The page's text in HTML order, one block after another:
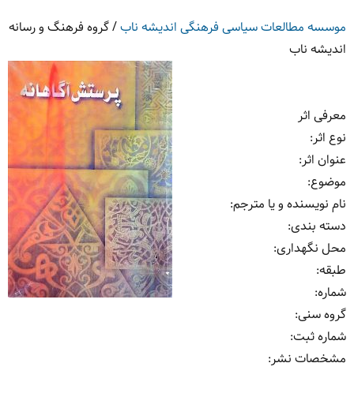
موسسه مطالعات سیاسی فرهنگی اندیشه ناب/گروه فرهنگ و رسانه
اندیشه ناب
معرفی اثر
نوع اثر:
عنوان اثر:
موضوع:
نام نویسنده و یا مترجم:
دسته بندی:
محل نگهداری:
طبقه:
شماره:
گروه سنی:
شماره ثبت:
مشخصات نشر: ‏‫